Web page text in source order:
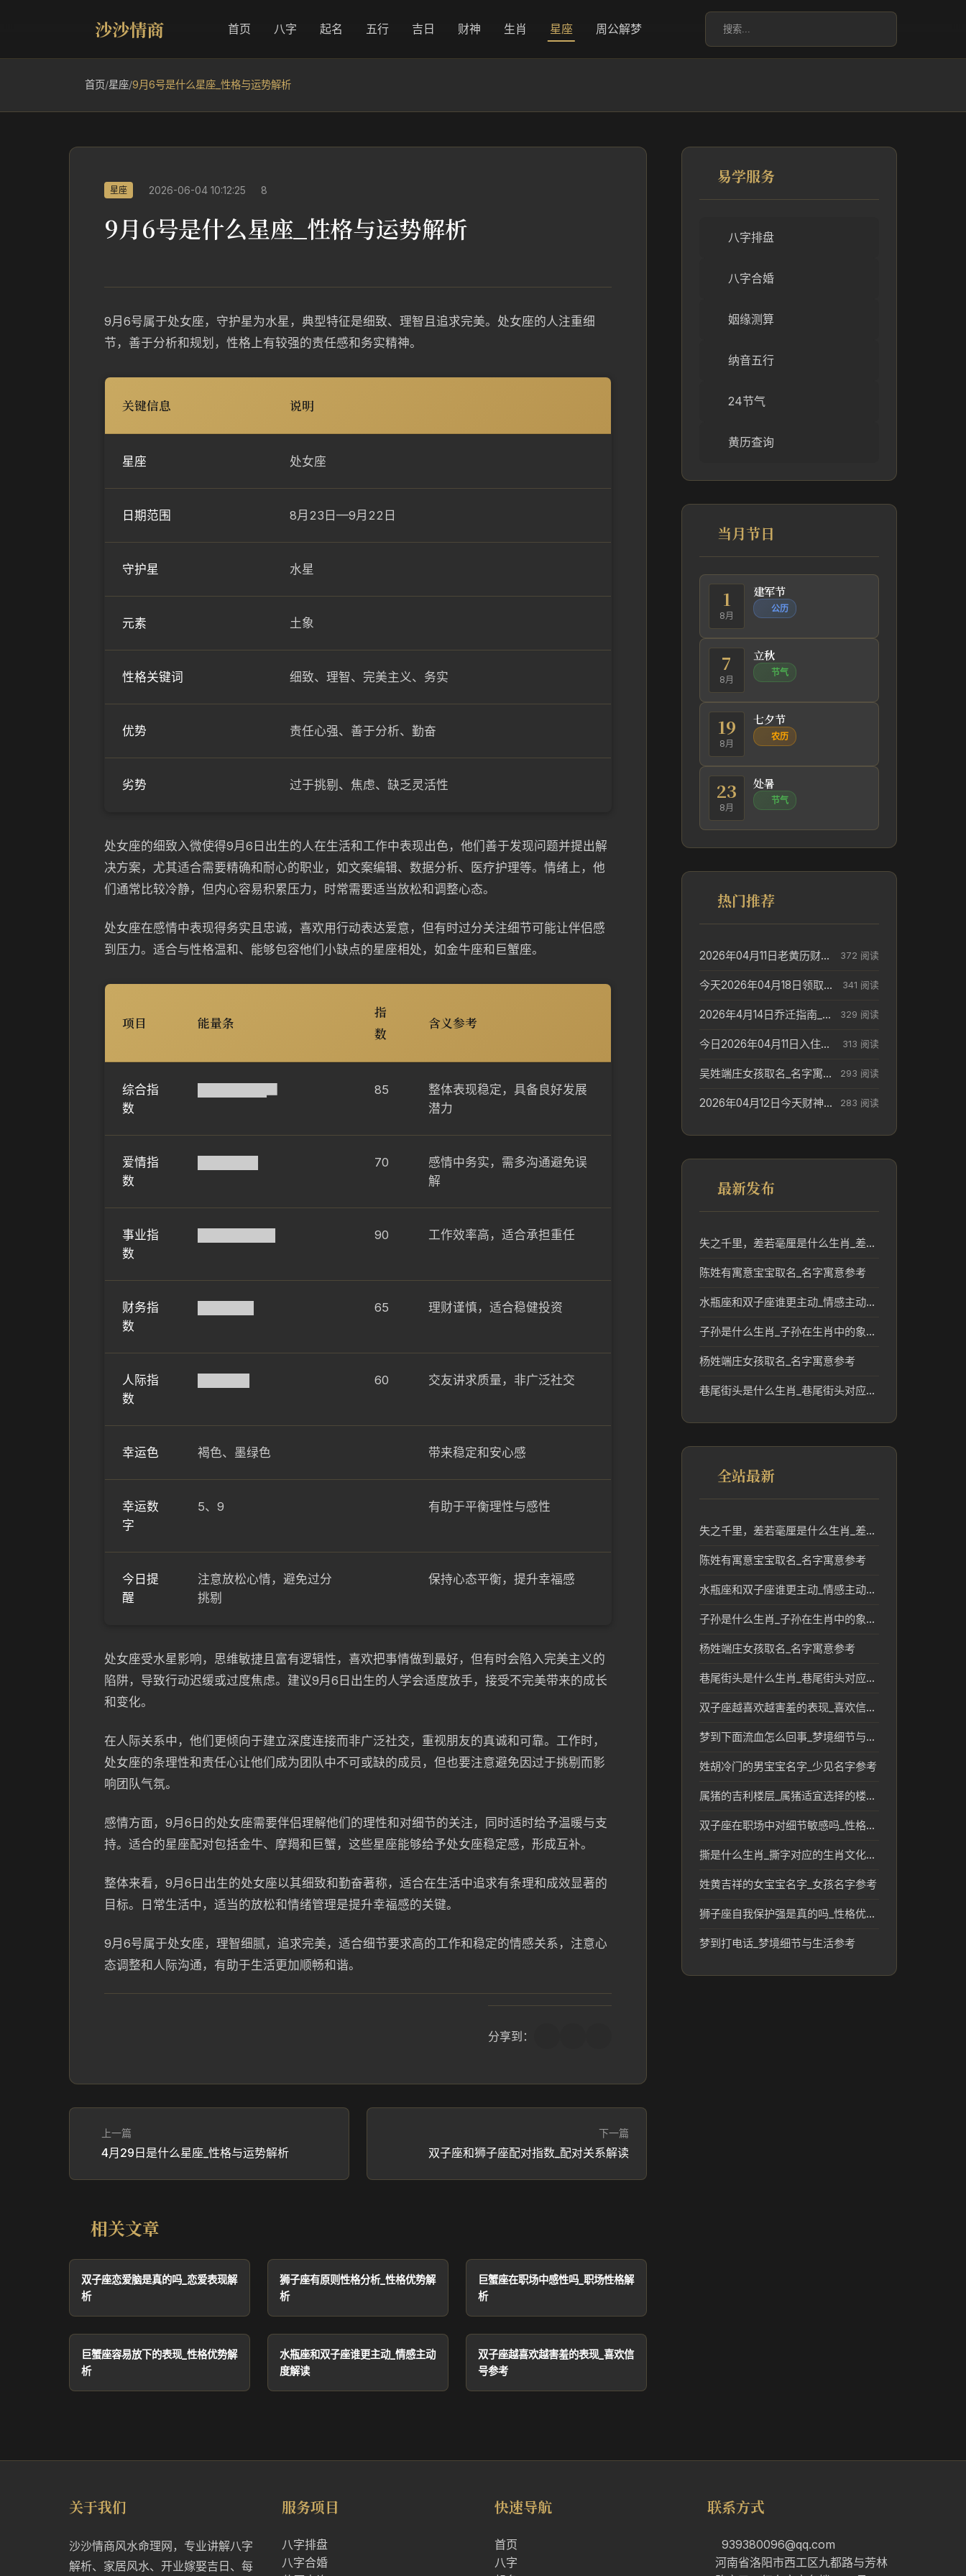
沙沙情商 首页 八字 起名 五行 吉日 财神 生肖 星座 周公解梦
首页/星座/9月6号是什么星座_性格与运势解析
星座 2026-06-04 10:12:25 8
9月6号是什么星座_性格与运势解析
9月6号属于处女座，守护星为水星，典型特征是细致、理智且追求完美。处女座的人注重细
节，善于分析和规划，性格上有较强的责任感和务实精神。
关键信息 说明
星座 处女座
日期范围 8月23日—9月22日
守护星 水星
元素 土象
性格关键词 细致、理智、完美主义、务实
优势 责任心强、善于分析、勤奋
劣势 过于挑剔、焦虑、缺乏灵活性
处女座的细致入微使得9月6日出生的人在生活和工作中表现出色，他们善于发现问题并提出解
决方案，尤其适合需要精确和耐心的职业，如文案编辑、数据分析、医疗护理等。情绪上，他
们通常比较冷静，但内心容易积累压力，时常需要适当放松和调整心态。
处女座在感情中表现得务实且忠诚，喜欢用行动表达爱意，但有时过分关注细节可能让伴侣感
到压力。适合与性格温和、能够包容他们小缺点的星座相处，如金牛座和巨蟹座。
项目 能量条
指
数
含义参考
综合指
数
85
整体表现稳定，具备良好发展
潜力
爱情指
数
70
感情中务实，需多沟通避免误
解
事业指
数
90 工作效率高，适合承担重任
财务指
数
65 理财谨慎，适合稳健投资
人际指
数
60 交友讲求质量，非广泛社交
幸运色 褐色、墨绿色 带来稳定和安心感
幸运数
字
5、9 有助于平衡理性与感性
今日提
醒
注意放松心情，避免过分
挑剔
保持心态平衡，提升幸福感
处女座受水星影响，思维敏捷且富有逻辑性，喜欢把事情做到最好，但有时会陷入完美主义的
陷阱，导致行动迟缓或过度焦虑。建议9月6日出生的人学会适度放手，接受不完美带来的成长
和变化。
在人际关系中，他们更倾向于建立深度连接而非广泛社交，重视朋友的真诚和可靠。工作时，
处女座的条理性和责任心让他们成为团队中不可或缺的成员，但也要注意避免因过于挑剔而影
响团队气氛。
感情方面，9月6日的处女座需要伴侣理解他们的理性和对细节的关注，同时适时给予温暖与支
持。适合的星座配对包括金牛、摩羯和巨蟹，这些星座能够给予处女座稳定感，形成互补。
整体来看，9月6日出生的处女座以其细致和勤奋著称，适合在生活中追求有条理和成效显著的
目标。日常生活中，适当的放松和情绪管理是提升幸福感的关键。
9月6号属于处女座，理智细腻，追求完美，适合细节要求高的工作和稳定的情感关系，注意心
态调整和人际沟通，有助于生活更加顺畅和谐。
分享到：
上一篇
4月29日是什么星座_性格与运势解析
下一篇
双子座和狮子座配对指数_配对关系解读
相关文章
双子座恋爱脑是真的吗_恋爱表现解
析
狮子座有原则性格分析_性格优势解
析
巨蟹座在职场中感性吗_职场性格解
析
巨蟹座容易放下的表现_性格优势解
析
水瓶座和双子座谁更主动_情感主动
度解读
双子座越喜欢越害羞的表现_喜欢信
号参考
易学服务
八字排盘
八字合婚
姻缘测算
纳音五行
24节气
黄历查询
当月节日
1
8月
建军节
公历
7
8月
立秋
节气
19
8月
七夕节
农历
23
8月
处暑
节气
热门推荐
2026年04月11日老黄历财神方位_财神方位与供奉讲究 372 阅读
今天2026年04月18日领取结婚证老黄历不适合吗_领证日期参考 341 阅读
2026年4月14日乔迁指南_搬家择日参考 329 阅读
今日2026年04月11日入住新居老黄历不适宜吗_搬家择日参考 313 阅读
吴姓端庄女孩取名_名字寓意参考 293 阅读
2026年04月12日今天财神在哪个吉位_财神方位参考 283 阅读
最新发布
失之千里，差若毫厘是什么生肖_差之毫厘失之千里对应生肖分析
陈姓有寓意宝宝取名_名字寓意参考
水瓶座和双子座谁更主动_情感主动度解读
子孙是什么生肖_子孙在生肖中的象征与传统分析
杨姓端庄女孩取名_名字寓意参考
巷尾街头是什么生肖_巷尾街头对应的生肖文化解读
全站最新
失之千里，差若毫厘是什么生肖_差之毫厘失之千里对应生肖分析
陈姓有寓意宝宝取名_名字寓意参考
水瓶座和双子座谁更主动_情感主动度解读
子孙是什么生肖_子孙在生肖中的象征与传统分析
杨姓端庄女孩取名_名字寓意参考
巷尾街头是什么生肖_巷尾街头对应的生肖文化解读
双子座越喜欢越害羞的表现_喜欢信号参考
梦到下面流血怎么回事_梦境细节与压力线索
姓胡冷门的男宝宝名字_少见名字参考
属猪的吉利楼层_属猪适宜选择的楼层风水与寓意
双子座在职场中对细节敏感吗_性格短板分析
撕是什么生肖_撕字对应的生肖文化解读
姓黄吉祥的女宝宝名字_女孩名字参考
狮子座自我保护强是真的吗_性格优势解析
梦到打电话_梦境细节与生活参考
关于我们
沙沙情商风水命理网，专业讲解八字
解析、家居风水、开业嫁娶吉日、每
服务项目
八字排盘
八字合婚
快速导航
首页
八字
联系方式
939380096@qq.com
河南省洛阳市西工区九都路与芳林